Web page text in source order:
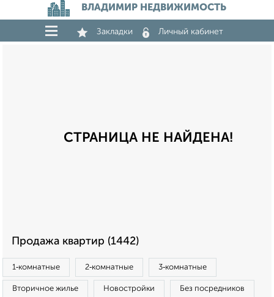
ВЛАДИМИР НЕДВИЖИМОСТЬ
Закладки Личный кабинет
СТРАНИЦА НЕ НАЙДЕНА!
Продажа квартир (1442)
1‑комнатные 2‑комнатные 3‑комнатные
Вторичное жилье Новостройки Без посредников